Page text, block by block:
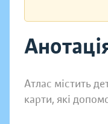
Атлас містить
карти, які